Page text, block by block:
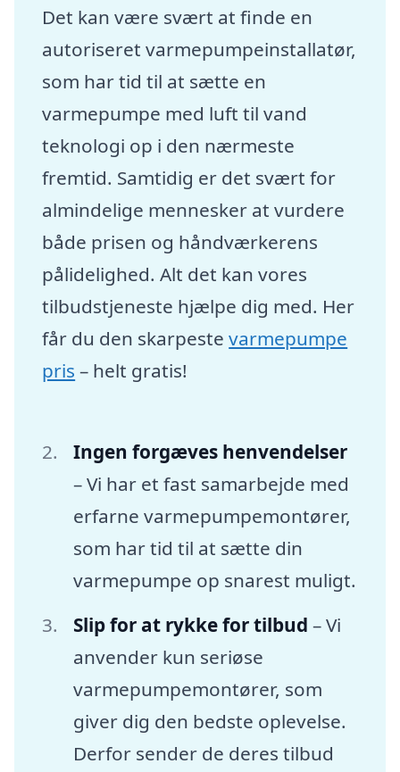
Det kan være svært at finde en
autoriseret varmepumpeinstallatør,
som har tid til at sætte en
varmepumpe med luft til vand
teknologi op i den nærmeste
fremtid. Samtidig er det svært for
almindelige mennesker at vurdere
både prisen og håndværkerens
pålidelighed. Alt det kan vores
tilbudstjeneste hjælpe dig med. Her
får du den skarpestevarmepumpe
pris – helt gratis!
Ingen forgæves henvendelser
– Vi har et fast samarbejde med
erfarne varmepumpemontører,
som har tid til at sætte din
varmepumpe op snarest muligt.
Slip for at rykke for tilbud – Vi
anvender kun seriøse
varmepumpemontører, som
giver dig den bedste oplevelse.
Derfor sender de deres tilbud